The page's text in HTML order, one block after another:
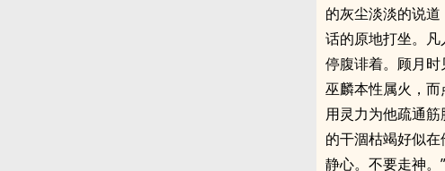
的灰尘淡淡的说
话的原地打坐。
停腹诽着。顾月时
巫麟本性属火，
用灵力为他疏通
的干涸枯竭好似
静心。不要走神